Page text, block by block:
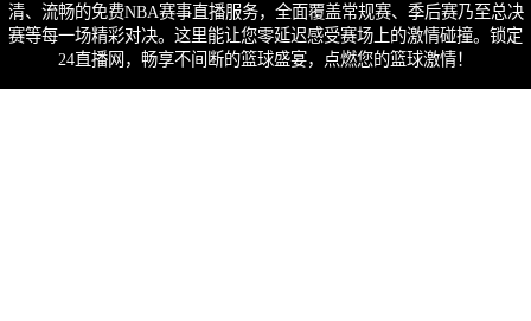
清、流畅的免费NBA赛事直播服务，全面覆盖常规赛、季后赛乃至总决
赛等每一场精彩对决。这里能让您零延迟感受赛场上的激情碰撞。锁定
24直播网，畅享不间断的篮球盛宴，点燃您的篮球激情！